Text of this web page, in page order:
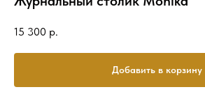
15 300 р.
Добавить в корзину